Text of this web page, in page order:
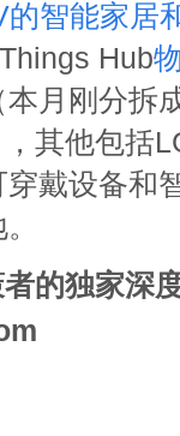
智能家居
Hub
月刚分拆
其他包括
戴设备和
的独家深